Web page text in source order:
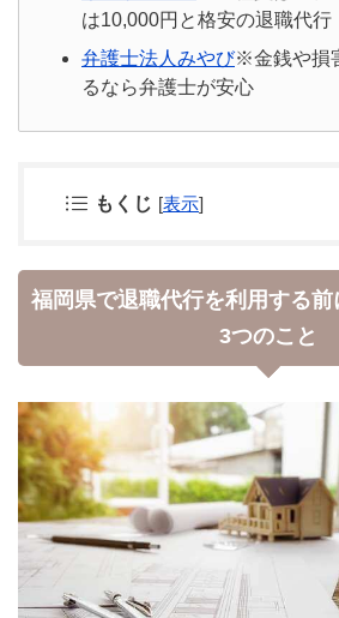
は10,000円と格安の退職代行
弁護士法人みやび※金銭や損
るなら弁護士が安心
もくじ [表示]
福岡県で退職代行を利用する
3つのこと